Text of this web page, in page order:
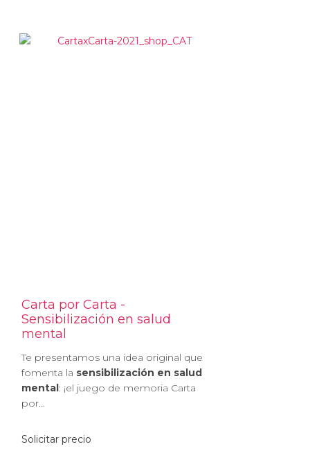
Carta por Carta -
Sensibilización en salud
mental
Te presentamos una idea original que
fomenta la sensibilización en salud
mental: ¡el juego de memoria Carta
por...
Solicitar precio